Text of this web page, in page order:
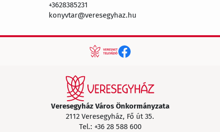
+3628385231
konyvtar@veresegyhaz.hu
Veresegyház Város Önkormányzata
2112 Veresegyház, Fő út 35.
Tel.: +36 28 588 600